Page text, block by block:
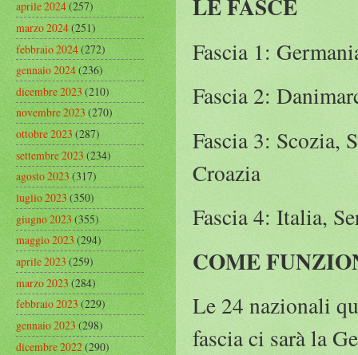
LE FASCE
Fascia 1:
Fascia 2:
Fascia 3: Scozia,
Croazia
Fascia 4: Italia,
COME
Le 24 nazionali
fascia ci sarà la
aprile 2024(257)
marzo 2024(251)
febbraio 2024(272)
gennaio 2024(236)
dicembre 2023(210)
novembre 2023(270)
ottobre 2023(287)
settembre 2023(234)
agosto 2023(317)
luglio 2023(350)
giugno 2023(355)
maggio 2023(294)
aprile 2023(259)
marzo 2023(284)
febbraio 2023(229)
gennaio 2023(298)
dicembre 2022(290)